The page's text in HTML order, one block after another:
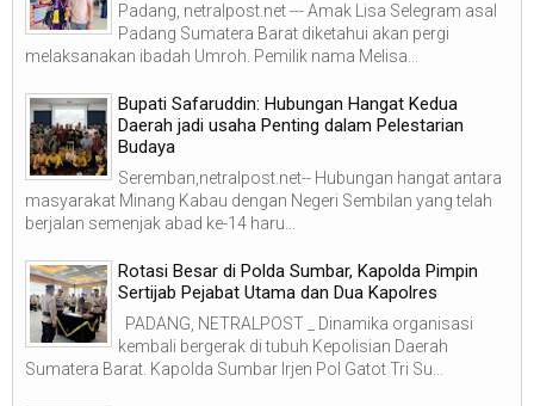
Padang, netralpost.net --- Amak Lisa Selegram asal
Padang Sumatera Barat diketahui akan pergi
melaksanakan ibadah Umroh. Pemilik nama Melisa...
Bupati Safaruddin: Hubungan Hangat Kedua
Daerah jadi usaha Penting dalam Pelestarian
Budaya
Seremban,netralpost.net-- Hubungan hangat antara
masyarakat Minang Kabau dengan Negeri Sembilan yang telah
berjalan semenjak abad ke-14 haru...
Rotasi Besar di Polda Sumbar, Kapolda Pimpin
Sertijab Pejabat Utama dan Dua Kapolres
PADANG, NETRALPOST _ Dinamika organisasi
kembali bergerak di tubuh Kepolisian Daerah
Sumatera Barat. Kapolda Sumbar Irjen Pol Gatot Tri Su...